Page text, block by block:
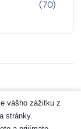
(70)
GmbH
vášho zážitku z
stránky.